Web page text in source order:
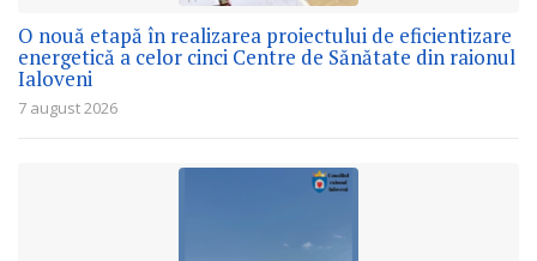
O nouă etapă în realizarea proiectului de eficientizare
energetică a celor cinci Centre de Sănătate din raionul
Ialoveni
7 august 2026